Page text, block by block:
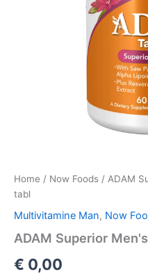
Home / Now Foods / ADAM
tabl
Multivitamine Man, Now
ADAM Superior
€ 0,00